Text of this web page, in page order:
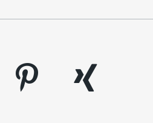
pinterest
xing